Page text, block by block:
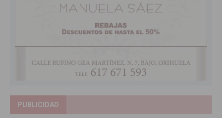
PUBLICIDAD